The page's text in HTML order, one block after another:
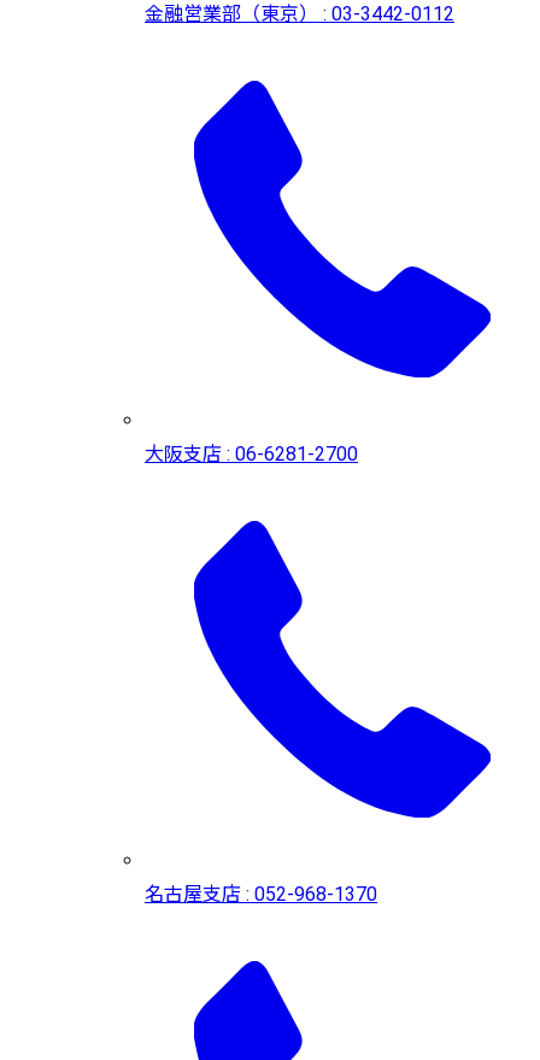
金融営業部（東京） : 03-3442-0112
大阪支店 : 06-6281-2700
名古屋支店 : 052-968-1370